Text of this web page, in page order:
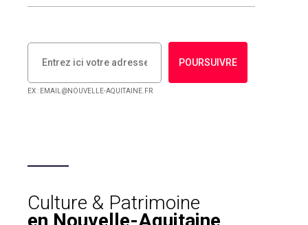
POURSUIVRE
EX : EMAIL@NOUVELLE-AQUITAINE.FR
Culture & Patrimoine